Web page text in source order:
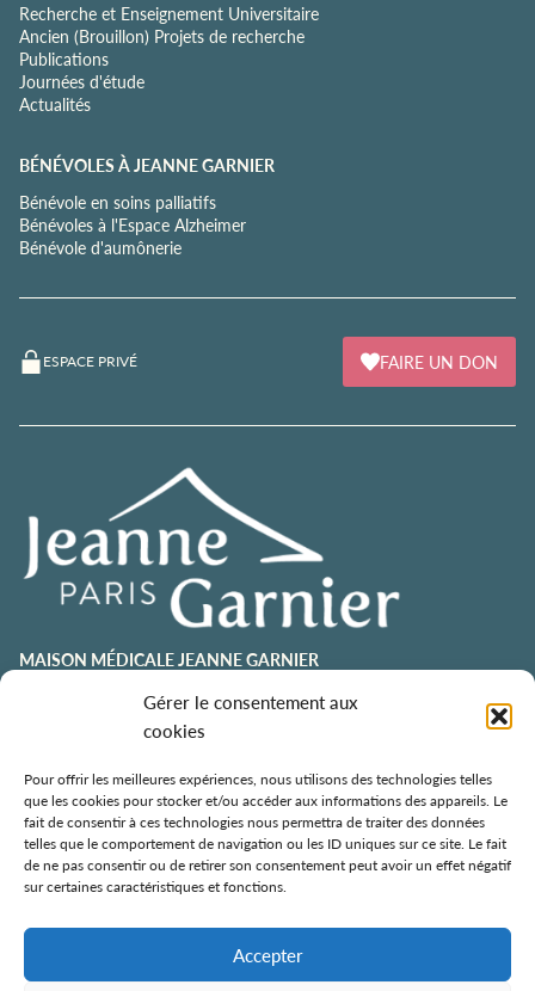
Gérer le consentement aux
cookies
Pour offrir les meilleures expériences, nous utilisons des technologies telles
que les cookies pour stocker et/ou accéder aux informations des appareils. Le
fait de consentir à ces technologies nous permettra de traiter des données
telles que le comportement de navigation ou les ID uniques sur ce site. Le fait
de ne pas consentir ou de retirer son consentement peut avoir un effet négatif
sur certaines caractéristiques et fonctions.
Accepter
Recherche et Enseignement Universitaire
Ancien (Brouillon) Projets de recherche
Publications
Journées d'étude
Actualités
BÉNÉVOLES À JEANNE GARNIER
Bénévole en soins palliatifs
Bénévoles à l'Espace Alzheimer
Bénévole d'aumônerie
ESPACE PRIVÉ FAIRE UN DON
MAISON MÉDICALE JEANNE GARNIER
contact@jeannegarnier-paris.org
01 43 92 21 00
75015 Paris
ESPACE AURÉLIE JOUSSET
01 43 92 21 98
108, avenue Émile Zola
75015 Paris
ÉCOLE DE SOINS PALLIATIFS
106 avenue Émile Zola